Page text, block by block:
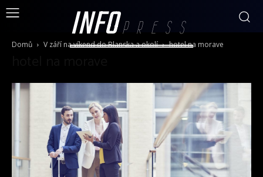
INFO PRESS
Domů V září na víkend do Blanska a okolí hotel na morave